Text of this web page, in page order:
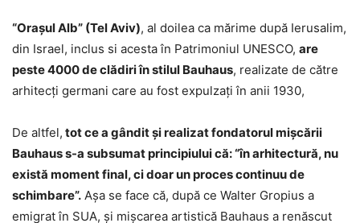
“Oraşul Alb” (Tel Aviv), al doilea ca mărime după Ierusalim,
din Israel, inclus si acesta în Patrimoniul UNESCO, are
peste 4000 de clădiri în stilul Bauhaus, realizate de către
arhitecţi germani care au fost expulzaţi în anii 1930,
De altfel, tot ce a gândit şi realizat fondatorul mişcării
Bauhaus s-a subsumat principiului că: “în arhitectură, nu
există moment final, ci doar un proces continuu de
schimbare”. Aşa se face că, după ce Walter Gropius a
emigrat în SUA, şi mişcarea artistică Bauhaus a renăscut